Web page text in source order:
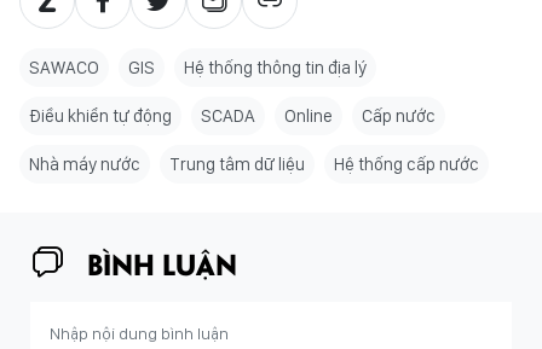
SAWACO GIS Hệ thống thông tin địa lý
Điều khiển tự động SCADA Online Cấp nước
Nhà máy nước Trung tâm dữ liệu Hệ thống cấp nước
BÌNH LUẬN